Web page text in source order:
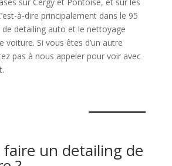
sur Cergy et Pontoise, et sur les
à-dire principalement dans le 95
detailing auto et le nettoyage
voiture. Si vous êtes d’un autre
pas à nous appeler pour voir avec
un detailing de